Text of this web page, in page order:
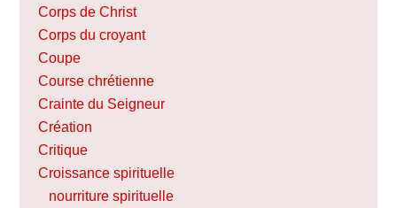
Corps de Christ
Corps du croyant
Coupe
Course chrétienne
Crainte du Seigneur
Création
Critique
Croissance spirituelle
nourriture spirituelle